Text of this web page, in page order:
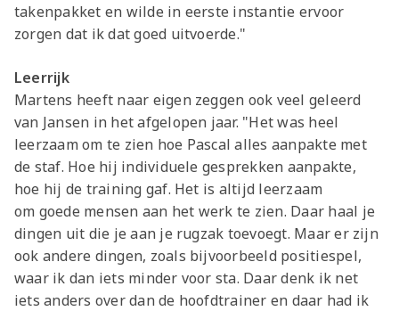
takenpakket en wilde in eerste instantie ervoor
zorgen dat ik dat goed uitvoerde."
Leerrijk
Martens heeft naar eigen zeggen ook veel geleerd
van Jansen in het afgelopen jaar. "Het was heel
leerzaam om te zien hoe Pascal alles aanpakte met
de staf. Hoe hij individuele gesprekken aanpakte,
hoe hij de training gaf. Het is altijd leerzaam
om goede mensen aan het werk te zien. Daar haal je
dingen uit die je aan je rugzak toevoegt. Maar er zijn
ook andere dingen, zoals bijvoorbeeld positiespel,
waar ik dan iets minder voor sta. Daar denk ik net
iets anders over dan de hoofdtrainer en daar had ik